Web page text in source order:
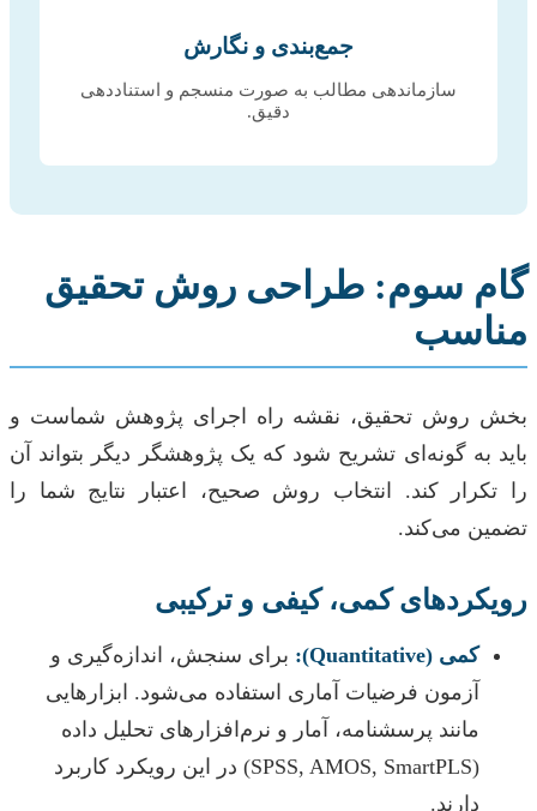
جمع‌بندی و نگارش
سازماندهی مطالب به صورت منسجم و استناددهی
دقیق.
گام سوم: طراحی روش تحقیق
مناسب
بخش روش تحقیق، نقشه راه اجرای پژوهش شماست و
باید به گونه‌ای تشریح شود که یک پژوهشگر دیگر بتواند آن
را تکرار کند. انتخاب روش صحیح، اعتبار نتایج شما را
تضمین می‌کند.
رویکردهای کمی، کیفی و ترکیبی
کمی (Quantitative):
برای سنجش، اندازه‌گیری و
آزمون فرضیات آماری استفاده می‌شود. ابزارهایی
مانند پرسشنامه، آمار و نرم‌افزارهای تحلیل داده
(SPSS, AMOS, SmartPLS) در این رویکرد کاربرد
دارند.